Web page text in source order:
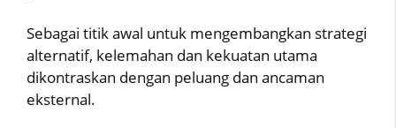
Sebagai titik awal untuk mengembangkan strategi
alternatif, kelemahan dan kekuatan utama
dikontraskan dengan peluang dan ancaman
eksternal.